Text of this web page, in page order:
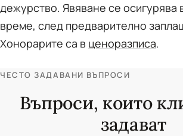
дежурство. Явяване се осигурява
време, след предварително
Хонорарите са в ценоразписа.
ЧЕСТО ЗАДАВАНИ ВЪПРОСИ
Въпроси, които
задават